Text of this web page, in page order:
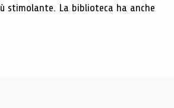
stimolante. La biblioteca ha anche